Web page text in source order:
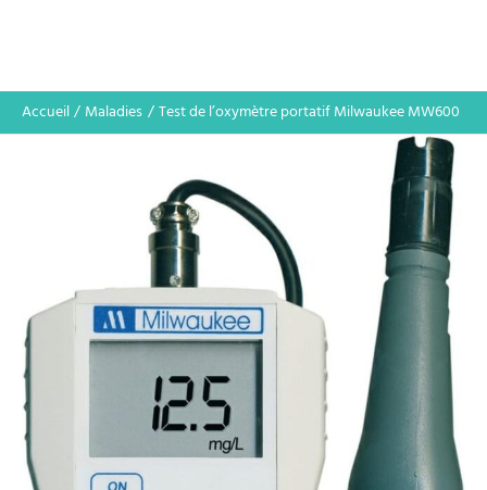
Accueil Maladies Test de l’oxymètre portatif Milwaukee MW600